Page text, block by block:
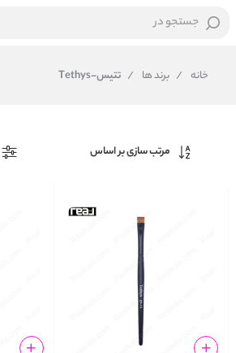
جستجو در
خانه / برند ها / تتیس-Tethys
مرتب سازی بر اساس